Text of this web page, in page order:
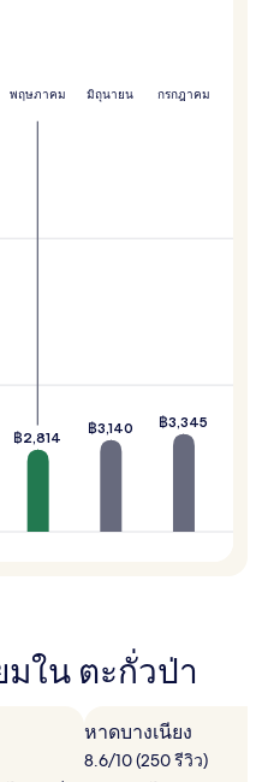
พฤษภาคม มิถุนายน กรกฎาคม
฿2,814
฿3,140 ฿3,345
ใน ตะกั่วป่า
หาดบางเนียง
8.6/10 (250 รีวิว)